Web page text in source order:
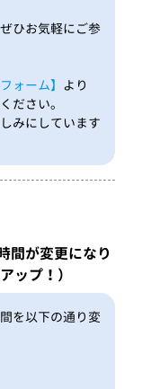
ひお気軽にご参
ォーム】 より
ださい。
みにしています
間が変更になり
ップ！）
を以下の通り変